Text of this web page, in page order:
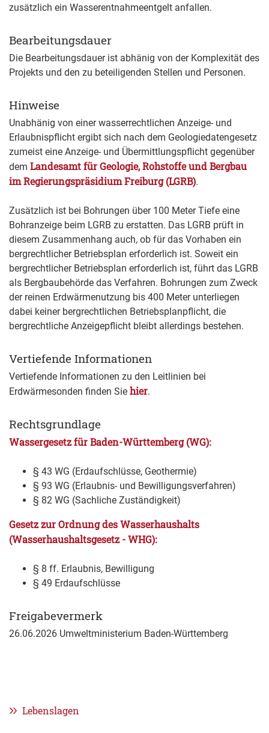
zusätzlich ein Wasserentnahmeentgelt anfallen.
Bearbeitungsdauer
Die Bearbeitungsdauer ist abhänig von der Komplexität des
Projekts und den zu beteiligenden Stellen und Personen.
Hinweise
Unabhänig von einer wasserrechtlichen Anzeige- und
Erlaubnispflicht ergibt sich nach dem Geologiedatengesetz
zumeist eine Anzeige- und Übermittlungspflicht gegenüber
dem Landesamt für Geologie, Rohstoffe und Bergbau
im Regierungspräsidium Freiburg (LGRB).
Zusätzlich ist bei Bohrungen über 100 Meter Tiefe eine
Bohranzeige beim LGRB zu erstatten. Das LGRB prüft in
diesem Zusammenhang auch, ob für das Vorhaben ein
bergrechtlicher Betriebsplan erforderlich ist. Soweit ein
bergrechtlicher Betriebsplan erforderlich ist, führt das LGRB
als Bergbaubehörde das Verfahren. Bohrungen zum Zweck
der reinen Erdwärmenutzung bis 400 Meter unterliegen
dabei keiner bergrechtlichen Betriebsplanpflicht, die
bergrechtliche Anzeigepflicht bleibt allerdings bestehen.
Vertiefende Informationen
Vertiefende Informationen zu den Leitlinien bei
Erdwärmesonden finden Sie hier.
Rechtsgrundlage
Wassergesetz für Baden-Württemberg (WG):
§ 43 WG (Erdaufschlüsse, Geothermie)
§ 93 WG (Erlaubnis- und Bewilligungsverfahren)
§ 82 WG (Sachliche Zuständigkeit)
Gesetz zur Ordnung des Wasserhaushalts
(Wasserhaushaltsgesetz - WHG):
§ 8 ff. Erlaubnis, Bewilligung
§ 49 Erdaufschlüsse
Freigabevermerk
26.06.2026 Umweltministerium Baden-Württemberg
Lebenslagen